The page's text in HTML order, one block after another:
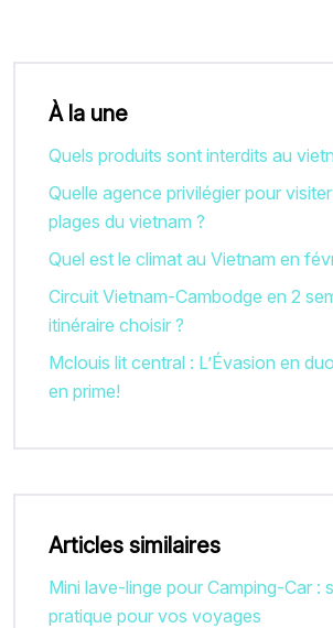
À la une
Quels produits sont interdits au
Quelle agence privilégier pour
plages du vietnam ?
Quel est le climat au Vietnam en
Circuit Vietnam-Cambodge en 2
itinéraire choisir ?
Mclouis lit central : L’Évasion en
en prime!
Articles similaires
Mini lave-linge pour Camping-Car :
pratique pour vos voyages